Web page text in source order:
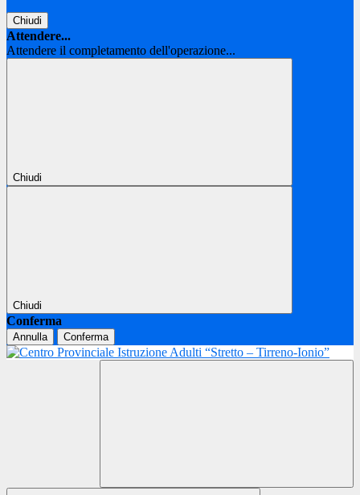
Chiudi
Attendere...
Attendere il completamento dell'operazione...
Chiudi
Chiudi
Conferma
Annulla Conferma